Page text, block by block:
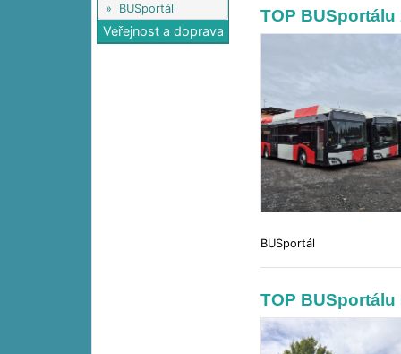
» BUSportál
Veřejnost a doprava
TOP BUSportálu
BUSportál
TOP BUSportálu